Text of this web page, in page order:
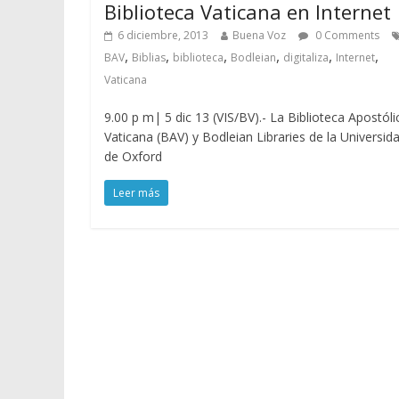
Biblioteca Vaticana en Internet
6 diciembre, 2013 Buena Voz
0 Comments
BAV, Biblias, biblioteca, Bodleian, digitaliza, Internet,
Vaticana
9.00 p m| 5 dic 13 (VIS/BV).- La Biblioteca
Vaticana (BAV) y Bodleian Libraries de la
de Oxford
Leer más